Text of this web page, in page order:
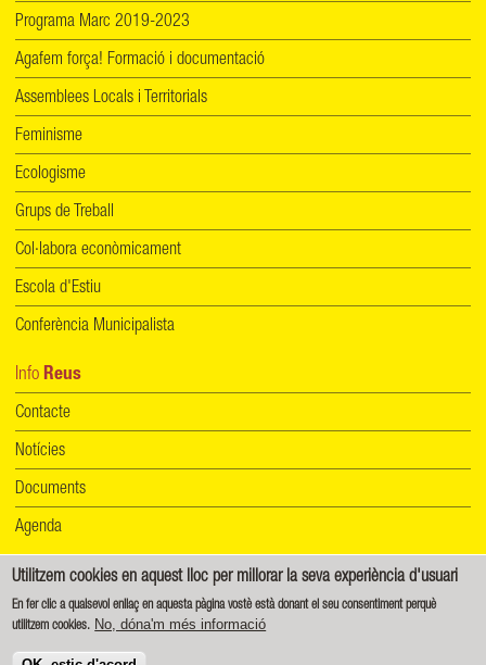
Programa Marc 2019-2023
Agafem força! Formació i documentació
Assemblees Locals i Territorials
Feminisme
Ecologisme
Grups de Treball
Col·labora econòmicament
Escola d'Estiu
Conferència Municipalista
Info Reus
Contacte
Notícies
Documents
Agenda
Informació de protecció de dades Política de cookies
Creative Commons - Reconeixement-CompartirIgual 4.0 Internacional (CC BY-SA 4.0)
Utilitzem cookies en aquest lloc per millorar la seva experiència d'usuari
En fer clic a qualsevol enllaç en aquesta pàgina vostè està donant el seu consentiment perquè
utilitzem cookies. No, dóna'm més informació